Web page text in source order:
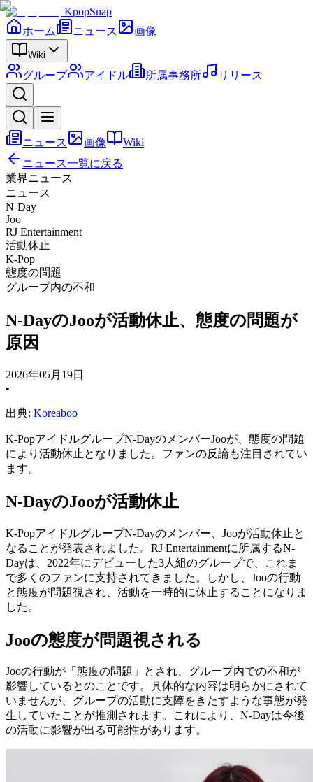
KpopSnap
ホーム
ニュース 画像
Wiki
グループ アイドル 所属事務所 リリース
ニュース 画像
Wiki
ニュース一覧に戻る
業界ニュース
ニュース
N-Day
Joo
RJ Entertainment
活動休止
K-Pop
態度の問題
グループ内の不和
N-DayのJooが活動休止、態度の問題が
原因
2026年05月19日
•
出典: Koreaboo
K-PopアイドルグループN-DayのメンバーJooが、態度の問題
により活動休止となりました。ファンの反論も注目されてい
ます。
N-DayのJooが活動休止
K-PopアイドルグループN-Dayのメンバー、Jooが活動休止と
なることが発表されました。RJ Entertainmentに所属するN-
Dayは、2022年にデビューした3人組のグループで、これま
で多くのファンに支持されてきました。しかし、Jooの行動
と態度が問題視され、活動を一時的に休止することになりま
した。
Jooの態度が問題視される
Jooの行動が「態度の問題」とされ、グループ内での不和が
影響しているとのことです。具体的な内容は明らかにされて
いませんが、グループの活動に支障をきたすような事態が発
生していたことが推測されます。これにより、N-Dayは今後
の活動に影響が出る可能性があります。